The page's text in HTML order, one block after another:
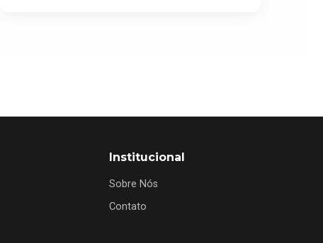
Institucional
Sobre Nós
Contato